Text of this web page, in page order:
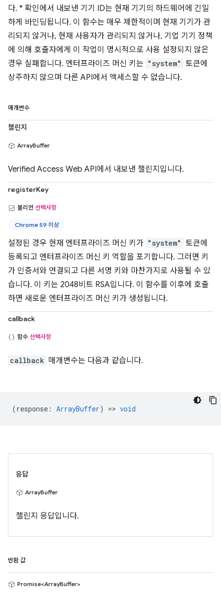
다. * 확인에서 내보낸 기기 ID는 현재 기기의 하드웨어에 긴밀
하게 바인딩됩니다. 이 함수는 매우 제한적이며 현재 기기가 관
리되지 않거나, 현재 사용자가 관리되지 않거나, 기업 기기 정책
에 의해 호출자에게 이 작업이 명시적으로 사용 설정되지 않은
경우 실패합니다. 엔터프라이즈 머신 키는 "system"
토큰에
상주하지 않으며 다른 API에서 액세스할 수 없습니다.
매개변수
챌린지
ArrayBuffer
Verified Access Web API에서 내보낸 챌린지입니다.
registerKey
불리언 선택사항
Chrome 59 이상
설정된 경우 현재 엔터프라이즈 머신 키가 "system"
토큰에
등록되고 엔터프라이즈 머신 키 역할을 포기합니다. 그러면 키
가 인증서와 연결되고 다른 서명 키와 마찬가지로 사용될 수 있
습니다. 이 키는 2048비트 RSA입니다. 이 함수를 이후에 호출
하면 새로운 엔터프라이즈 머신 키가 생성됩니다.
callback
함수 선택사항
callback 매개변수는 다음과 같습니다.
(response : ArrayBuffer) => void
응답
ArrayBuffer
챌린지 응답입니다.
반환 값
Promise<ArrayBuffer>